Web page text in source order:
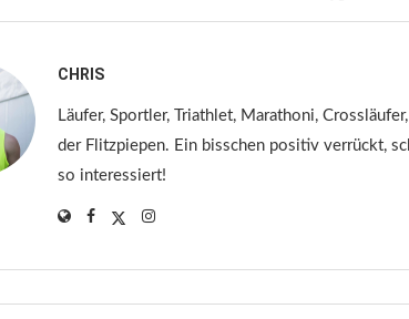
CHRIS
Läufer, Sportler, Triathlet, Marathoni,
der Flitzpiepen. Ein bisschen positiv verrückt,
so interessiert!